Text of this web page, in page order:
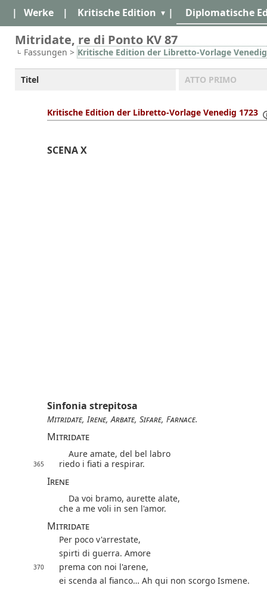
| Werke | Kritische Edition | Diplomatische
Mitridate, re di Ponto KV 87
Fassungen > Kritische Edition der Libretto-Vorlage
Titel ATTO PRIMO
Kritische Edition der Libretto-Vorlage Venedig 1723
SCENA X
Sinfonia strepitosa
Mitridate, Irene, Arbate, Sifare, Farnace.
Mitridate
Aure amate, del bel labro
365 riedo i fiati a respirar.
Irene
Da voi bramo, aurette alate,
che a me voli in sen l'amor.
Mitridate
Per poco v'arrestate,
spirti di guerra. Amore
370
prema con noi l'arene,
ei scenda al fianco… Ah qui non scorgo Ismene.